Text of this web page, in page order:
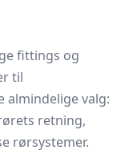
fittings og
til
almindelige valg:
retning,
rørsystemer.